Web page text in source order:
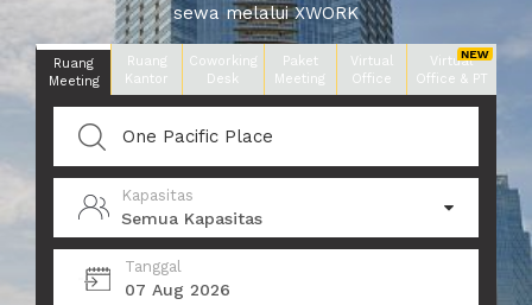
sewa melalui XWORK
Ruang
Meeting
Ruang
Kantor
Coworking
Desk
Paket
Meeting
Virtual
Office
Virtual
Office & PT
Kapasitas
Semua Kapasitas
Tanggal
07 Aug 2026